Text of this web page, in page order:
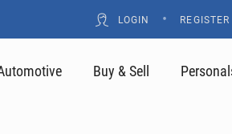
LOGIN • REGISTER
Buy & Sell